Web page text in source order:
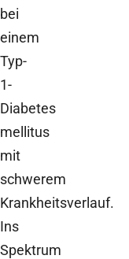
bei
einem
Typ-
1-
Diabetes
mellitus
mit
schwerem
Krankheitsverlauf.
Ins
Spektrum